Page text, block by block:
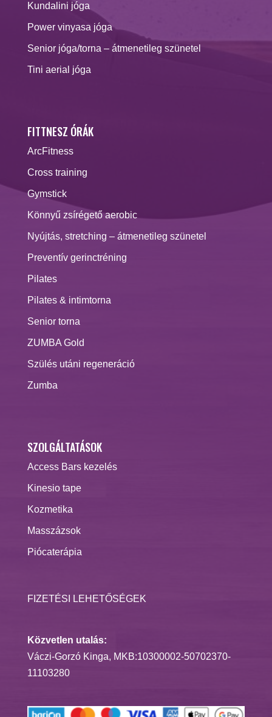
Kundalini jóga
Power vinyasa jóga
Senior jóga/torna – átmenetileg szünetel
Tini aerial jóga
FITTNESZ ÓRÁK
ArcFitness
Cross training
Gymstick
Könnyű zsírégető aerobic
Nyújtás, stretching – átmenetileg szünetel
Preventív gerinctréning
Pilates
Pilates & intimtorna
Senior torna
ZUMBA Gold
Szülés utáni regeneráció
Zumba
SZOLGÁLTATÁSOK
Access Bars kezelés
Kinesio tape
Kozmetika
Masszázsok
Piócaterápia
FIZETÉSI LEHETŐSÉGEK
Közvetlen utalás:
Váczi-Gorzó Kinga, MKB:10300002-50702370-
11103280